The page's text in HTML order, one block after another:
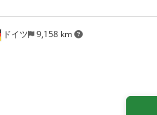
ドイツ 9,158 km